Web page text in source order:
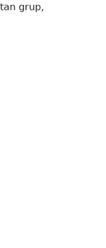
grup,